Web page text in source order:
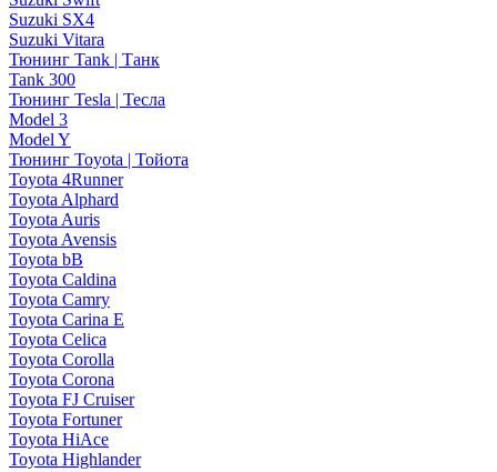
Suzuki SX4
Suzuki Vitara
Тюнинг Tank | Танк
Tank 300
Тюнинг Tesla | Тесла
Model 3
Model Y
Тюнинг Toyota | Тойота
Toyota 4Runner
Toyota Alphard
Toyota Auris
Toyota Avensis
Toyota bB
Toyota Caldina
Toyota Camry
Toyota Carina E
Toyota Celica
Toyota Corolla
Toyota Corona
Toyota FJ Cruiser
Toyota Fortuner
Toyota HiAce
Toyota Highlander